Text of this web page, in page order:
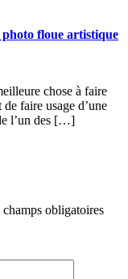
floue artistique
chose à faire
faire usage d’une
l’un des […]
champs obligatoires